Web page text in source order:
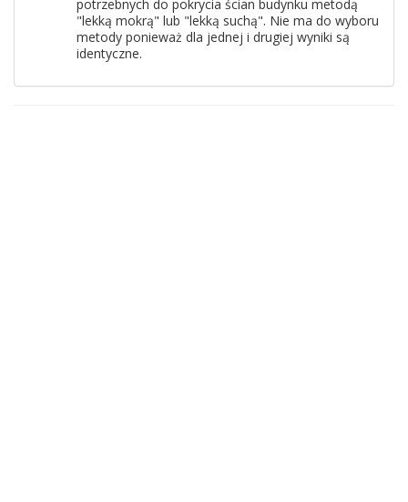
potrzebnych do pokrycia ścian budynku metodą
"lekką mokrą" lub "lekką suchą". Nie ma do wyboru
metody ponieważ dla jednej i drugiej wyniki są
identyczne.